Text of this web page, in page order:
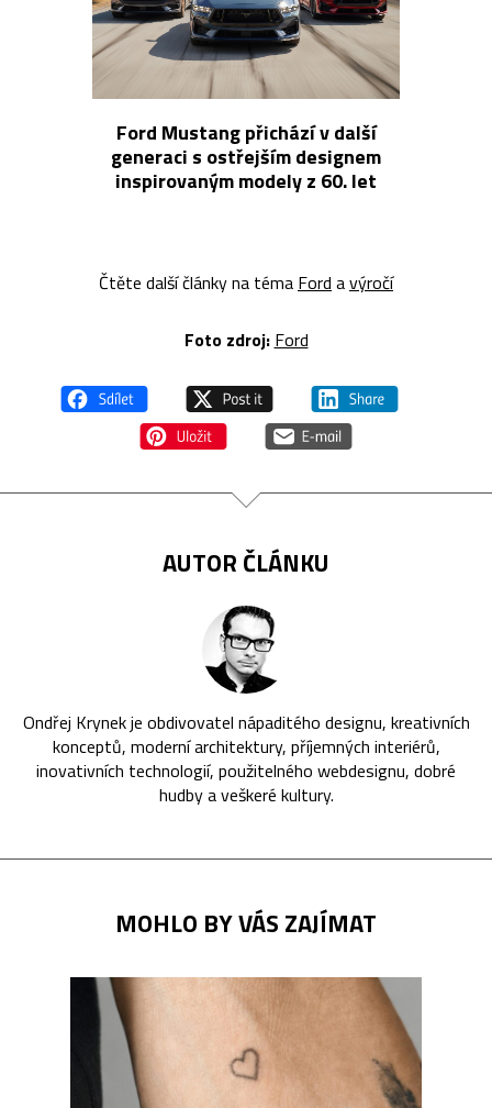
Ford Mustang přichází v další
generaci s ostřejším designem
inspirovaným modely z 60. let
Čtěte další články na téma Ford avýročí
Foto zdroj: Ford
AUTOR ČLÁNKU
Ondřej Krynek je obdivovatel nápaditého designu, kreativních
konceptů, moderní architektury, příjemných interiérů,
inovativních technologií, použitelného webdesignu, dobré
hudby a veškeré kultury.
MOHLO BY VÁS ZAJÍMAT